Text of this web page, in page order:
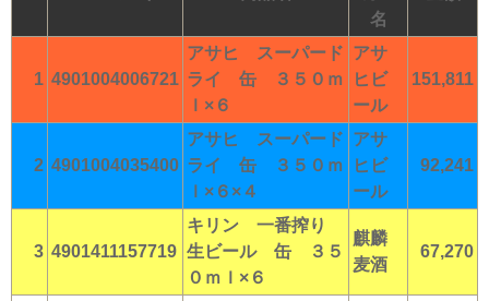
名
1 4901004006721
アサヒ スーパード
ライ 缶 ３５０ｍ
ｌ×６
アサ
ヒビ
ール
151,811
2 4901004035400
アサヒ スーパード
ライ 缶 ３５０ｍ
ｌ×６×４
アサ
ヒビ
ール
92,241
3 4901411157719
キリン 一番搾り
生ビール 缶 ３５
０ｍｌ×６
麒麟
麦酒
67,270